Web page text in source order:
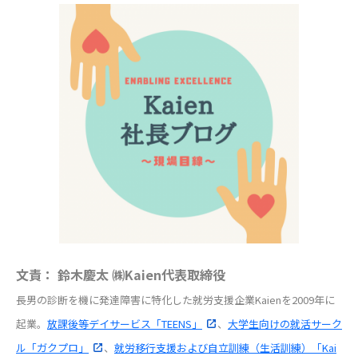
文責： 鈴木慶太 ㈱Kaien代表取締役
長男の診断を機に発達障害に特化した就労支援企業Kaienを2009年に
起業。 放課後等デイサービス「TEENS」 、 大学生向けの就活サーク
ル「ガクプロ」
、 就労移行支援および自立訓練（生活訓練）「Kai